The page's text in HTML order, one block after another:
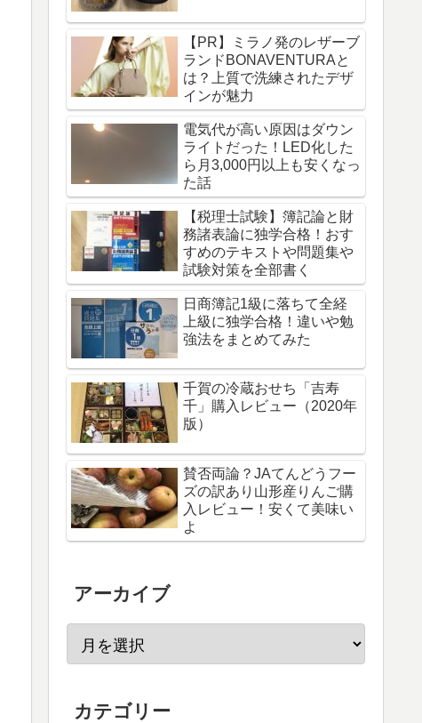
【PR】ミラノ発のレザーブ
ランドBONAVENTURAと
は？上質で洗練されたデザ
インが魅力
電気代が高い原因はダウン
ライトだった！LED化した
ら月3,000円以上も安くなっ
た話
【税理士試験】簿記論と財
務諸表論に独学合格！おす
すめのテキストや問題集や
試験対策を全部書く
日商簿記1級に落ちて全経
上級に独学合格！違いや勉
強法をまとめてみた
千賀の冷蔵おせち「吉寿
千」購入レビュー（2020年
版）
賛否両論？JAてんどうフー
ズの訳あり山形産りんご購
入レビュー！安くて美味い
よ
アーカイブ
カテゴリー